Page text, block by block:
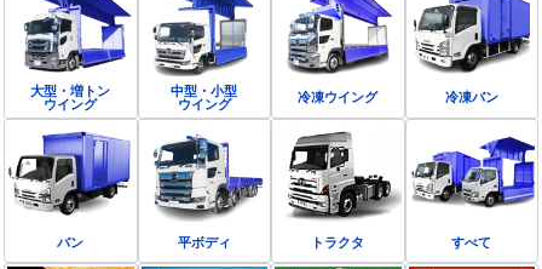
大型・増トン
ウイング
中型・小型
ウイング
冷凍ウイング 冷凍バン
バン 平ボディ トラクタ すべて